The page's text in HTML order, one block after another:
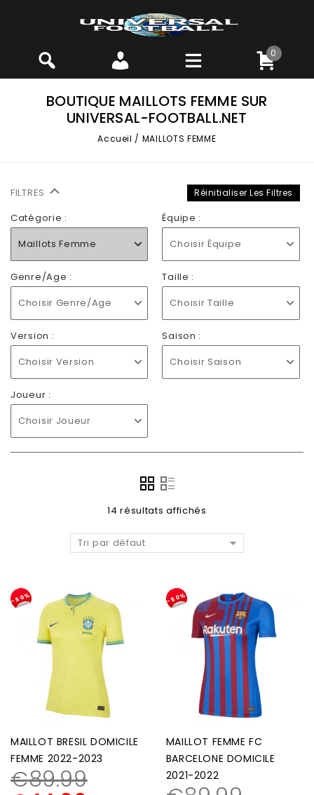
0
BOUTIQUE MAILLOTS FEMME SUR
UNIVERSAL-FOOTBALL.NET
Accueil / MAILLOTS FEMME
FILTRES Réinitialiser Les Filtres
Catégorie :
Maillots Femme
Équipe :
Choisir Équipe
Genre/Age :
Choisir Genre/Age
Taille :
Choisir Taille
Version :
Choisir Version
Saison :
Choisir Saison
Joueur :
Choisir Joueur
14 résultats affichés
Tri par défaut
-50%
MAILLOT BRESIL DOMICILE
FEMME 2022-2023
€89.99
-50%
MAILLOT FEMME FC
BARCELONE DOMICILE
2021-2022